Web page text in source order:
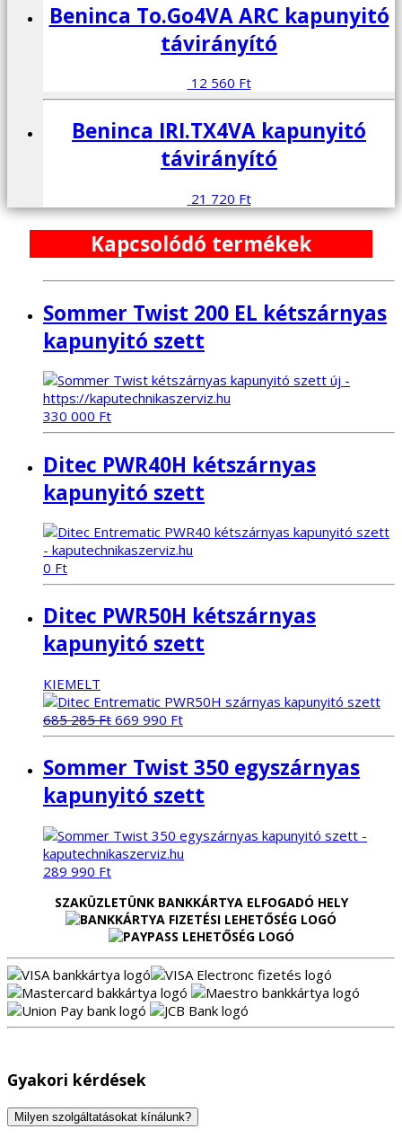
Beninca To.Go4VA ARC kapunyitó
távirányító
12 560 Ft
Beninca IRI.TX4VA kapunyitó
távirányító
21 720 Ft
Kapcsolódó termékek
Sommer Twist 200 EL kétszárnyas
kapunyitó szett
330 000 Ft
Ditec PWR40H kétszárnyas
kapunyitó szett
0 Ft
Ditec PWR50H kétszárnyas
kapunyitó szett
KIEMELT
685 285Ft Original
price
685
285 Ft.
669 990 FtCurrent
price
669
990 Ft.
Sommer Twist 350 egyszárnyas
kapunyitó szett
289 990 Ft
SZAKÜZLETÜNK BANKKÁRTYA ELFOGADÓ HELY
Gyakori kérdések
Milyen szolgáltatásokat kínálunk?